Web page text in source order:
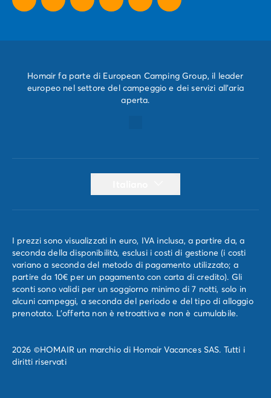
Homair fa parte di European Camping Group, il leader
europeo nel settore del campeggio e dei servizi all'aria
aperta.
I prezzi sono visualizzati in euro, IVA inclusa, a partire da, a
seconda della disponibilità, esclusi i costi di gestione (i costi
variano a seconda del metodo di pagamento utilizzato; a
partire da 10€ per un pagamento con carta di credito). Gli
sconti sono validi per un soggiorno minimo di 7 notti, solo in
alcuni campeggi, a seconda del periodo e del tipo di alloggio
prenotato. L'offerta non è retroattiva e non è cumulabile.
2026 ©HOMAIR un marchio di Homair Vacances SAS. Tutti i
diritti riservati